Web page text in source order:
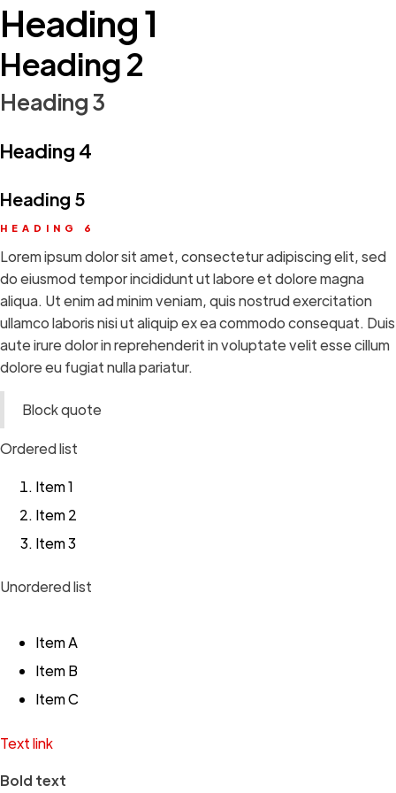
Heading 1
Heading 2
Heading 3
Heading 4
Heading 5
HEADING 6
Lorem ipsum dolor sit amet, consectetur adipiscing elit, sed
do eiusmod tempor incididunt ut labore et dolore magna
aliqua. Ut enim ad minim veniam, quis nostrud exercitation
ullamco laboris nisi ut aliquip ex ea commodo consequat. Duis
aute irure dolor in reprehenderit in voluptate velit esse cillum
dolore eu fugiat nulla pariatur.
Block quote
Ordered list
Item 1
Item 2
Item 3
Unordered list
Item A
Item B
Item C
Text link
Bold text